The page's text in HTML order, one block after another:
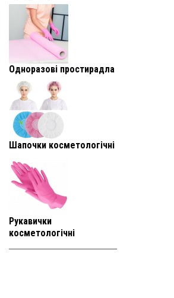
Одноразові простирадла
Шапочки косметологічні
Рукавички
косметологічні